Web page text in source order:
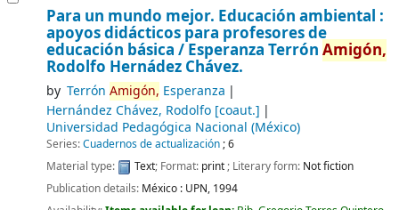
Para un mundo mejor. Educación ambiental :
apoyos didácticos para profesores de
educación básica / Esperanza Terrón Amigón,
Rodolfo Hernádez Chávez.
by Terrón Amigón, Esperanza
Hernández Chávez, Rodolfo[coaut.]
Universidad Pedagógica Nacional (México)
Series:Cuadernos de actualización; 6
Material type:
Text; Format: print; Literary form: Not fiction
Publication details: México : UPN, 1994